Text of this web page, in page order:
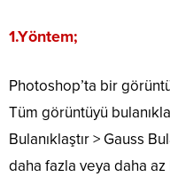
1.Yöntem;
Photoshop’ta bir
Tüm görüntüyü
Bulanıklaştır > Gauss
daha fazla veya daha az